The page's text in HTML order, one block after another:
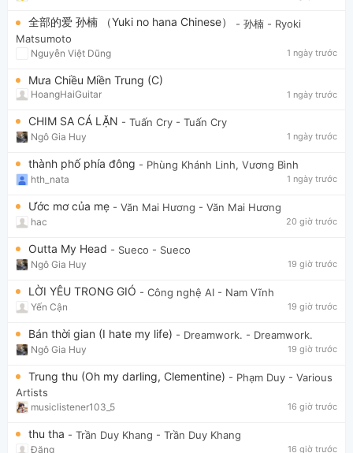
全部的爱 孙楠 （Yuki no hana Chinese） - 孙楠 - Ryoki
Matsumoto
Nguyễn Việt Dũng 1 ngày trước
Mưa Chiều Miền Trung (C)
HoangHaiGuitar 1 ngày trước
CHIM SA CÁ LẶN - Tuấn Cry - Tuấn Cry
Ngô Gia Huy 1 ngày trước
thành phố phía đông - Phùng Khánh Linh, Vương Bình
hth_nata 1 ngày trước
Ước mơ của mẹ - Văn Mai Hương - Văn Mai Hương
hac 20 giờ trước
Outta My Head - Sueco - Sueco
Ngô Gia Huy 19 giờ trước
LỜI YÊU TRONG GIÓ - Công nghệ AI - Nam Vĩnh
Yến Cận 19 giờ trước
Bán thời gian (I hate my life) - Dreamwork. - Dreamwork.
Ngô Gia Huy 19 giờ trước
Trung thu (Oh my darling, Clementine) - Phạm Duy - Various
Artists
musiclistener103_5 16 giờ trước
thu tha - Trần Duy Khang - Trần Duy Khang
Đăng 16 giờ trước